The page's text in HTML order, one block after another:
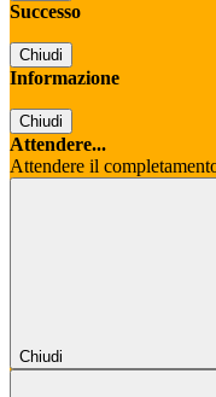
Successo
Chiudi
Informazione
Chiudi
Attendere...
Attendere il
Chiudi